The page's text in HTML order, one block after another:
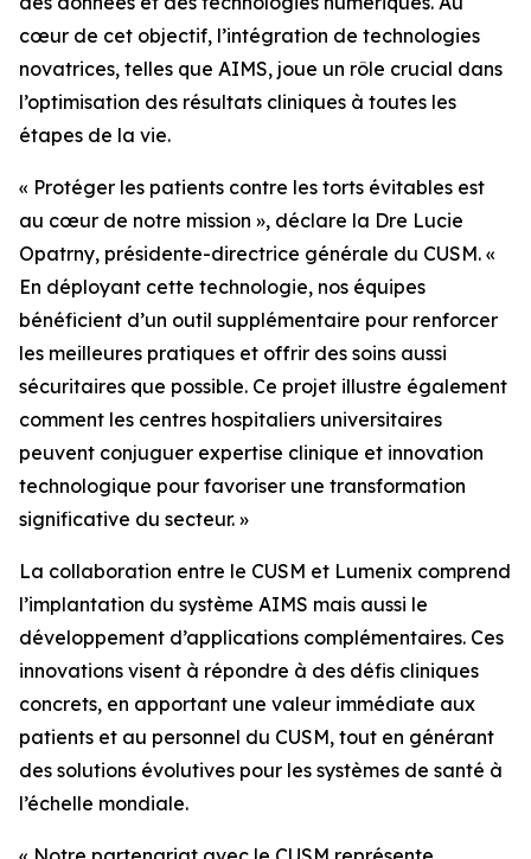
cœur de cet objectif, l’intégration de technologies
novatrices, telles que AIMS, joue un rôle crucial dans
l’optimisation des résultats cliniques à toutes les
étapes de la vie.
« Protéger les patients contre les torts évitables est
au cœur de notre mission », déclare la Dre Lucie
Opatrny, présidente-directrice générale du CUSM. «
En déployant cette technologie, nos équipes
bénéficient d’un outil supplémentaire pour renforcer
les meilleures pratiques et offrir des soins aussi
sécuritaires que possible. Ce projet illustre également
comment les centres hospitaliers universitaires
peuvent conjuguer expertise clinique et innovation
technologique pour favoriser une transformation
significative du secteur. »
La collaboration entre le CUSM et Lumenix comprend
l’implantation du système AIMS mais aussi le
développement d’applications complémentaires. Ces
innovations visent à répondre à des défis cliniques
concrets, en apportant une valeur immédiate aux
patients et au personnel du CUSM, tout en générant
des solutions évolutives pour les systèmes de santé à
l’échelle mondiale.